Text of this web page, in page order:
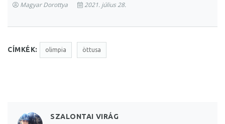
Magyar Dorottya 2021. július 28.
CÍMKÉK: olimpia öttusa
SZALONTAI VIRÁG